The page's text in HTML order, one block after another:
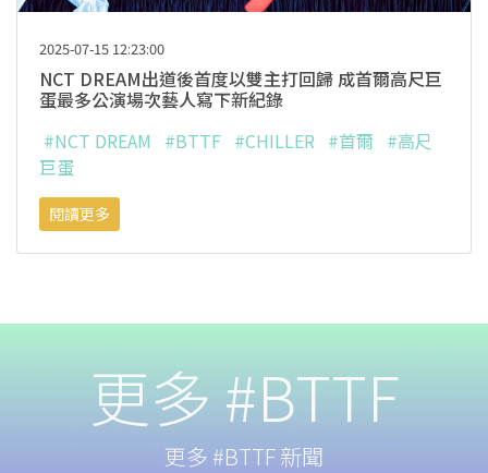
2025-07-15 12:23:00
NCT DREAM出道後首度以雙主打回歸 成首爾高尺巨
蛋最多公演場次藝人寫下新紀錄
#NCT DREAM
#BTTF #CHILLER #首爾 #高尺
巨蛋
閱讀更多
更多 #BTTF
更多 #BTTF 新聞